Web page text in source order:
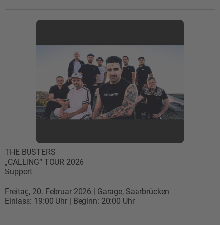
THE BUSTERS
„CALLING“ TOUR 2026
Support
Freitag, 20. Februar 2026 | Garage, Saarbrücken
Einlass: 19:00 Uhr | Beginn: 20:00 Uhr